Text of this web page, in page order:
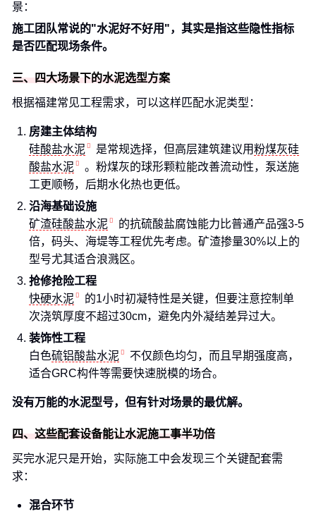
景：
施工团队常说的"水泥好不好用"，其实是指这些隐性指标
是否匹配现场条件。
三、四大场景下的水泥选型方案
根据福建常见工程需求，可以这样匹配水泥类型：
房建主体结构
硅酸盐水泥
是常规选择，但高层建筑建议用粉煤灰硅
酸盐水泥
。粉煤灰的球形颗粒能改善流动性，泵送施
工更顺畅，后期水化热也更低。
沿海基础设施
矿渣硅酸盐水泥
的抗硫酸盐腐蚀能力比普通产品强3-5
倍，码头、海堤等工程优先考虑。矿渣掺量30%以上的
型号尤其适合浪溅区。
抢修抢险工程
快硬水泥
的1小时初凝特性是关键，但要注意控制单
次浇筑厚度不超过30cm，避免内外凝结差异过大。
装饰性工程
白色硫铝酸盐水泥
不仅颜色均匀，而且早期强度高，
适合GRC构件等需要快速脱模的场合。
没有万能的水泥型号，但有针对场景的最优解。
四、这些配套设备能让水泥施工事半功倍
买完水泥只是开始，实际施工中会发现三个关键配套需
求：
混合环节